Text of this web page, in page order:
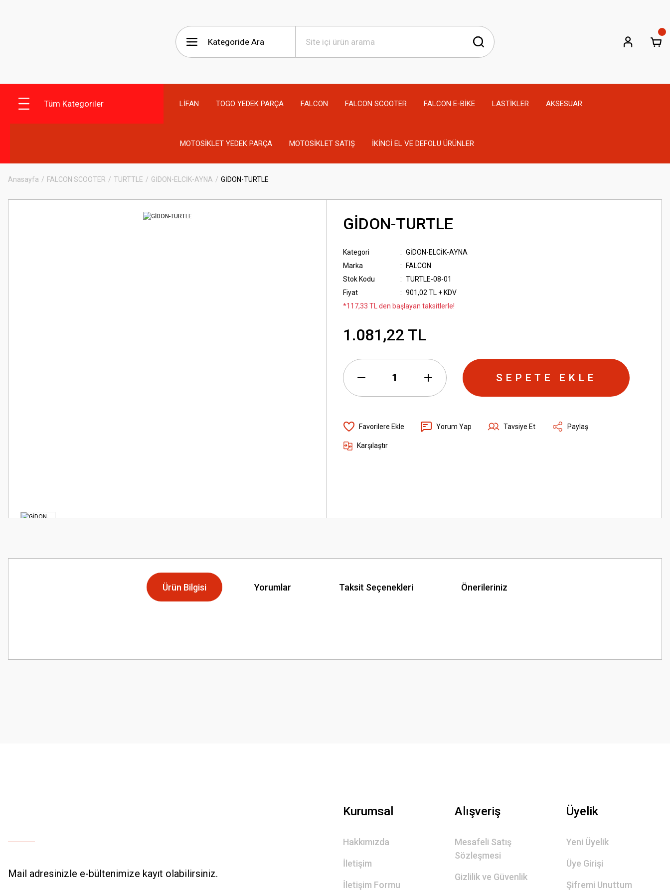
Tüm Kategoriler LİFAN TOGO YEDEK PARÇA FALCON FALCON SCOOTER FALCON E-BİKE LASTİKLER AKSESUAR
MOTOSİKLET YEDEK PARÇA MOTOSİKLET SATIŞ İKİNCİ EL VE DEFOLU ÜRÜNLER
Anasayfa FALCON SCOOTER TURTTLE GİDON-ELCİK-AYNA GİDON-TURTLE
GİDON-TURTLE
Kategori
GİDON-ELCİK-AYNA
Marka
FALCON
Stok Kodu
TURTLE-08-01
Fiyat
901,02 TL + KDV
*117,33 TL den başlayan taksitlerle!
1.081,22 TL
SEPETE EKLE
Yorum Yap Tavsiye Et Paylaş
Karşılaştır
Ürün Bilgisi Yorumlar Taksit Seçenekleri Önerileriniz
Görüş ve önerileriniz için teşekkür ederiz.
Mail adresinizle e-bültenimize kayıt olabilirsiniz.
Kurumsal
Hakkımızda
İletişim
İletişim Formu
Alışveriş
Mesafeli Satış
Sözleşmesi
Gizlilik ve Güvenlik
Üyelik
Yeni Üyelik
Üye Girişi
Şifremi Unuttum